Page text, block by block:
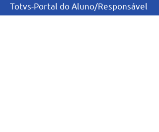
Totvs-Portal do Aluno/Responsável